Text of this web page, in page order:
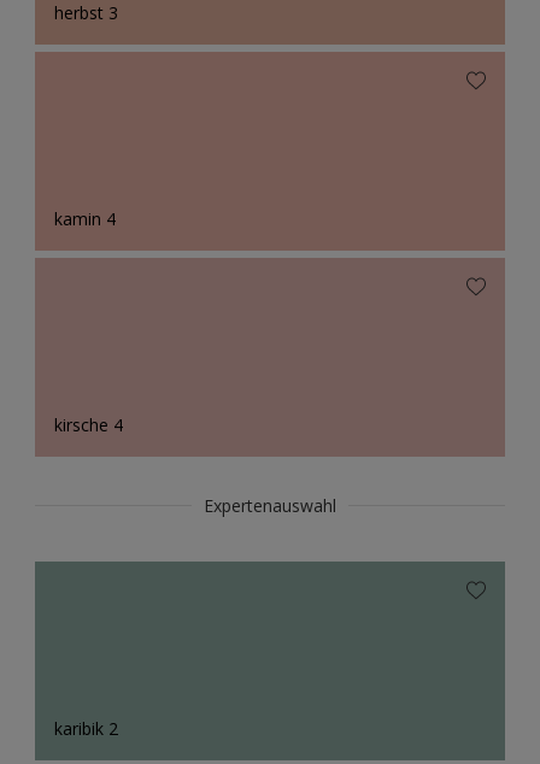
herbst 3
kamin 4
kirsche 4
Expertenauswahl
karibik 2